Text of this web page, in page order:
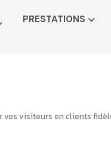
PRESTATIONS